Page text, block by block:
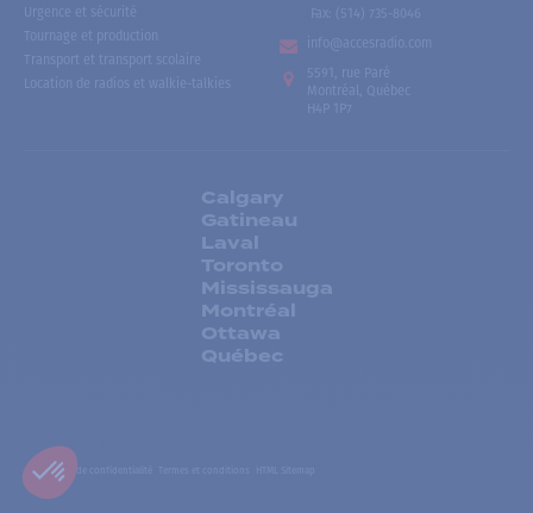
Urgence et sécurité
Tournage et production
Transport et transport scolaire
Location de radios et walkie-talkies
Fax:
(514) 735-8046
info@accesradio.com
5591, rue Paré
Montréal, Québec
H4P 1P7
Calgary
Gatineau
Laval
Toronto
Mississauga
Montréal
Ottawa
Québec
Politiques de confidentialité